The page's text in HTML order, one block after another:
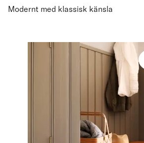
Modernt med klassisk känsla